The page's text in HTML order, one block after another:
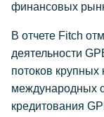
финансовых
В отчете Fitch
деятельности
потоков
международных
кредитования